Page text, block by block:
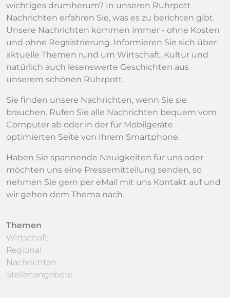
wichtiges drumherum? In unseren Ruhrpott
Nachrichten erfahren Sie, was es zu berichten gibt.
Unsere Nachrichten kommen immer - ohne Kosten
und ohne Regsistrierung. Informieren Sie sich über
aktuelle Themen rund um Wirtschaft, Kultur und
natürlich auch lesenswerte Geschichten aus
unserem schönen Ruhrpott.
Sie finden unsere Nachrichten, wenn Sie sie
brauchen. Rufen Sie alle Nachrichten bequem vom
Computer ab oder in der für Mobilgeräte
optimierten Seite von Ihrem Smartphone.
Haben Sie spannende Neuigkeiten für uns oder
möchten uns eine Pressemitteilung senden, so
nehmen Sie gern per eMail mit uns Kontakt auf und
wir gehen dem Thema nach.
Themen
Wirtschaft
Regional
Nachrichten
Stellenangebote